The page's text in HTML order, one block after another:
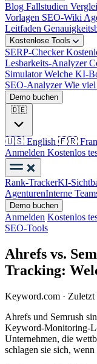
Blog Fallstudien
Vorlagen SEO-Wiki
Leitfaden
Kostenlose Tools
SERP-Checker
Lesbarkeits-Analyzer
SimulatorWelche KI-
SEO-AnalyzerWie viel
Demo buchen
🇩🇪
🇺🇸 English 🇫🇷
Anmelden Kostenlos
Rank-TrackerKI-
AgenturenInterne
Demo buchen
Anmelden Kostenlos
SEO-Tools
Ahrefs vs.
Tracking:
Keyword.com · Zuletzt
Ahrefs und Semrush
Keyword-Monitoring-
Unternehmen, die
schlagen sie sich,